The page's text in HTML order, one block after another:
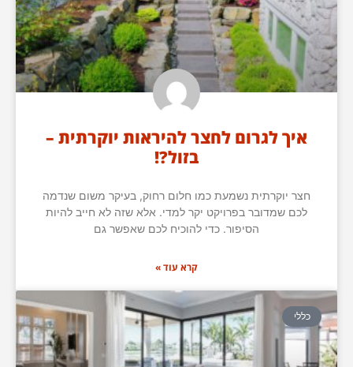
איך לגרום לחצר להיראות יוקרתית –
בזול?!
חצר יוקרתית נשמעת כמו חלום רחוק, בעיקר משום שנדמה
לכם שמדובר בפרויקט יקר למדי. אלא שזה לא חייב להיות
הסיפור. כדי להוכיח לכם שאפשר גם
קרא עוד »
כללי